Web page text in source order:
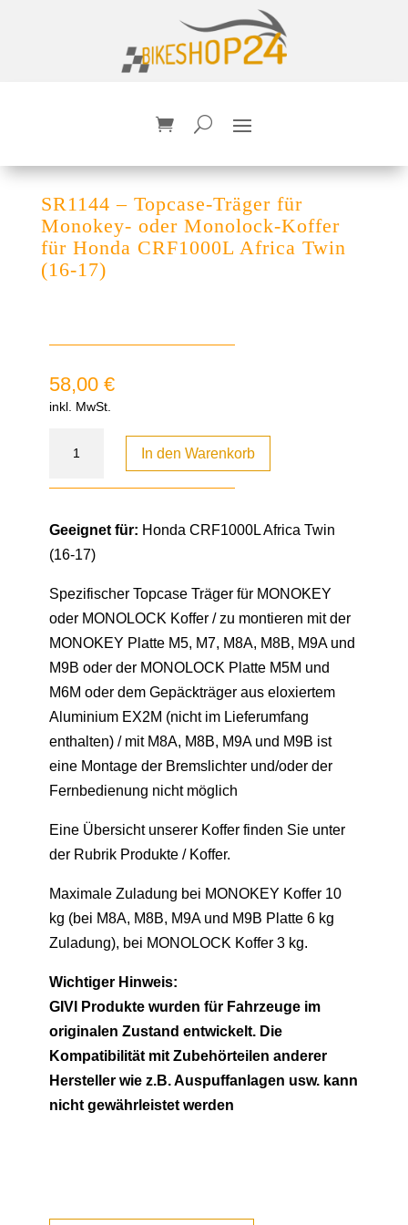
SR1144 – Topcase-Träger für
Monokey- oder Monolock-Koffer
für Honda CRF1000L Africa Twin
(16-17)
58,00 €
inkl. MwSt.
In den Warenkorb
Geeignet für: Honda CRF1000L Africa Twin
(16-17)
Spezifischer Topcase Träger für MONOKEY
oder MONOLOCK Koffer / zu montieren mit der
MONOKEY Platte M5, M7, M8A, M8B, M9A und
M9B oder der MONOLOCK Platte M5M und
M6M oder dem Gepäckträger aus eloxiertem
Aluminium EX2M (nicht im Lieferumfang
enthalten) / mit M8A, M8B, M9A und M9B ist
eine Montage der Bremslichter und/oder der
Fernbedienung nicht möglich
Eine Übersicht unserer Koffer finden Sie unter
der Rubrik Produkte / Koffer.
Maximale Zuladung bei MONOKEY Koffer 10
kg (bei M8A, M8B, M9A und M9B Platte 6 kg
Zuladung), bei MONOLOCK Koffer 3 kg.
Wichtiger Hinweis:
GIVI Produkte wurden für Fahrzeuge im
originalen Zustand entwickelt. Die
Kompatibilität mit Zubehörteilen anderer
Hersteller wie z.B. Auspuffanlagen usw. kann
nicht gewährleistet werden